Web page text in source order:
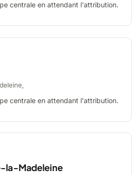
centrale en attendant l'attribution.
centrale en attendant l'attribution.
la-Madeleine